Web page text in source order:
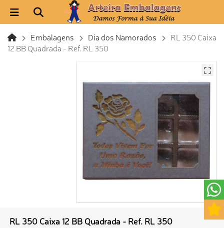
Embalagens Dia dos Namorados
RL 350 Caixa
12 BB Quadrada - Ref. RL 350
RL 350 Caixa 12 BB Quadrada - Ref. RL 350